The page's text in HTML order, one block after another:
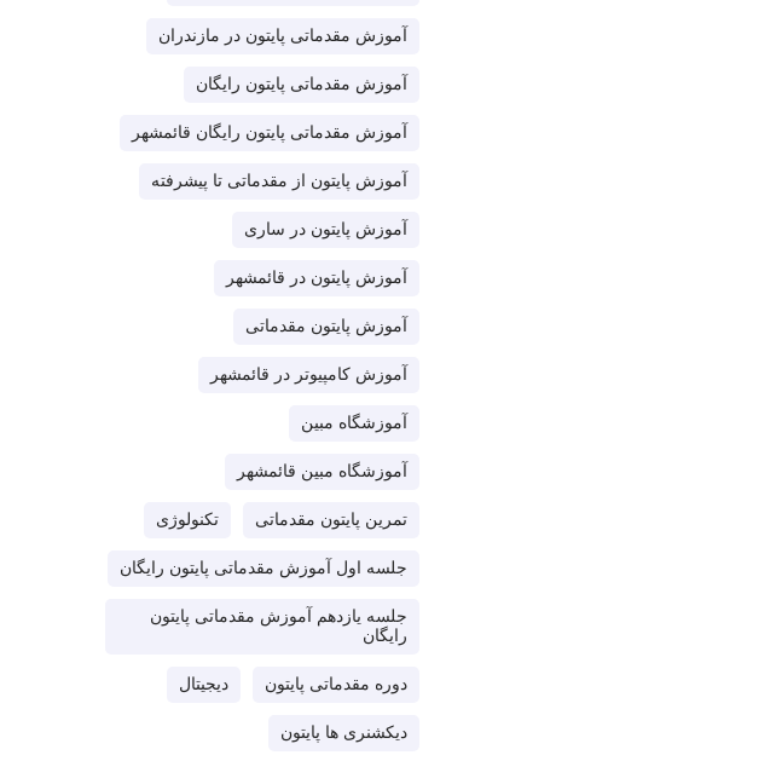
آموزش مقدماتی پایتون در مازندران
آموزش مقدماتی پایتون رایگان
آموزش مقدماتی پایتون رایگان قائمشهر
آموزش پایتون از مقدماتی تا پیشرفته
آموزش پایتون در ساری
آموزش پایتون در قائمشهر
آموزش پایتون مقدماتی
آموزش کامپیوتر در قائمشهر
آموزشگاه مبین
آموزشگاه مبین قائمشهر
تمرین پایتون مقدماتی تکنولوژی
جلسه اول آموزش مقدماتی پایتون رایگان
جلسه یازدهم آموزش مقدماتی پایتون
رایگان
دوره مقدماتی پایتون دیجیتال
دیکشنری ها پایتون